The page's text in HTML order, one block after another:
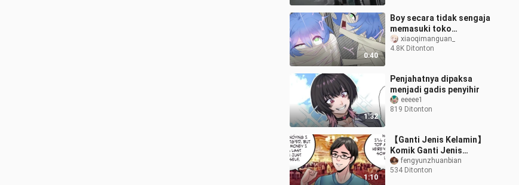
0:40
Boy secara tidak sengaja
memasuki toko
misterius dan berubah
menjadi orang suci Mesir
xiaoqimanguan_
4.8K Ditonton
1:32
Penjahatnya dipaksa
menjadi gadis penyihir
eeeee1
819 Ditonton
1:10
【Ganti Jenis Kelamin】
Komik Ganti Jenis
Kelamin 4
fengyunzhuanbian
534 Ditonton